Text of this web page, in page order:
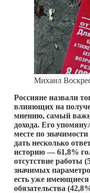
Михаил
Россияне назвали
влияющих на
мнению, самый
дохода. Его
месте по
дать несколько
историю — 61,8%
отсутствие работы
значимых
есть уже
обязательства